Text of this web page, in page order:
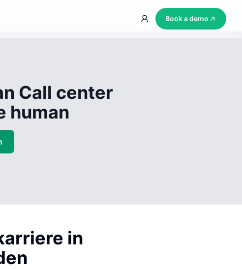
Book a demo
Call center
human
in